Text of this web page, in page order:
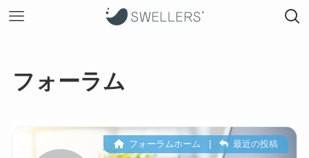
フォーラム
フォーラムホーム | 最近の投稿